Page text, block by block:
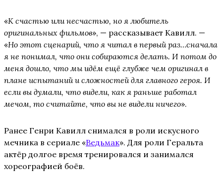
«К счастью или несчастью, но я любитель
оригинальных фильмов», — рассказывает Кавилл. —
«Но этот сценарий, что я читал в первый раз…сначала
я не понимал, что они собираются делать. И потом до
меня дошло, что мы идём ещё глубже чем оригинал в
плане испытаний и сложностей для главного героя. И
если вы думали, что видели, как я раньше работал
мечом, то считайте, что вы не видели ничего».
Ранее Генри Кавилл снимался в роли искусного
мечника в сериале «Ведьмак». Для роли Геральта
актёр долгое время тренировался и занимался
хореографией боёв.